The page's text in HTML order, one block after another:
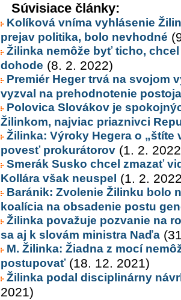
Súvisiace články:
Kolíková vníma vyhlásenie
prejav politika, bolo nevhodné
Žilinka nemôže byť ticho,
dohode (8. 2. 2022)
Premiér Heger trvá na svojom
vyzval na prehodnotenie
Polovica Slovákov je
Žilinkom, najviac priaznivci
Žilinka: Výroky Hegera o
povesť prokurátorov (1. 2.
Smerák Susko chcel zmazať
Kollára však neuspel (1. 2.
Baránik: Zvolenie Žilinku bolo
koalícia na obsadenie postu
Žilinka považuje pozvanie na
sa aj k slovám ministra Naďa
M. Žilinka: Žiadna z mocí
postupovať(18. 12. 2021)
Žilinka podal disciplinárny
2021)